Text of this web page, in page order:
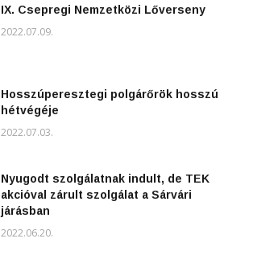
IX. Csepregi Nemzetközi Lőverseny
2022.07.09.
Hosszúperesztegi polgárőrök hosszú
hétvégéje
2022.07.03.
Nyugodt szolgálatnak indult, de TEK
akcióval zárult szolgálat a Sárvári
járásban
2022.06.20.